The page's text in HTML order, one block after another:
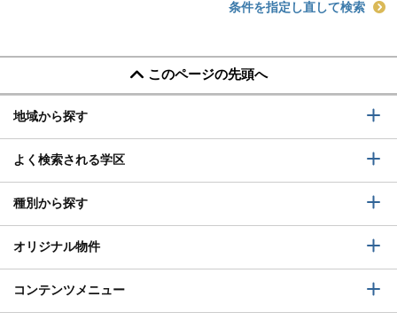
条件を指定し直して検索
このページの先頭へ
地域から探す
よく検索される学区
種別から探す
オリジナル物件
コンテンツメニュー